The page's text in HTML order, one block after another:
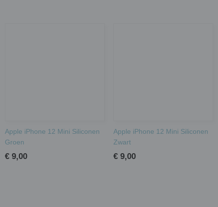
Apple iPhone 12 Mini Siliconen
Groen
€ 9,00
Apple iPhone 12 Mini Siliconen
Zwart
€ 9,00